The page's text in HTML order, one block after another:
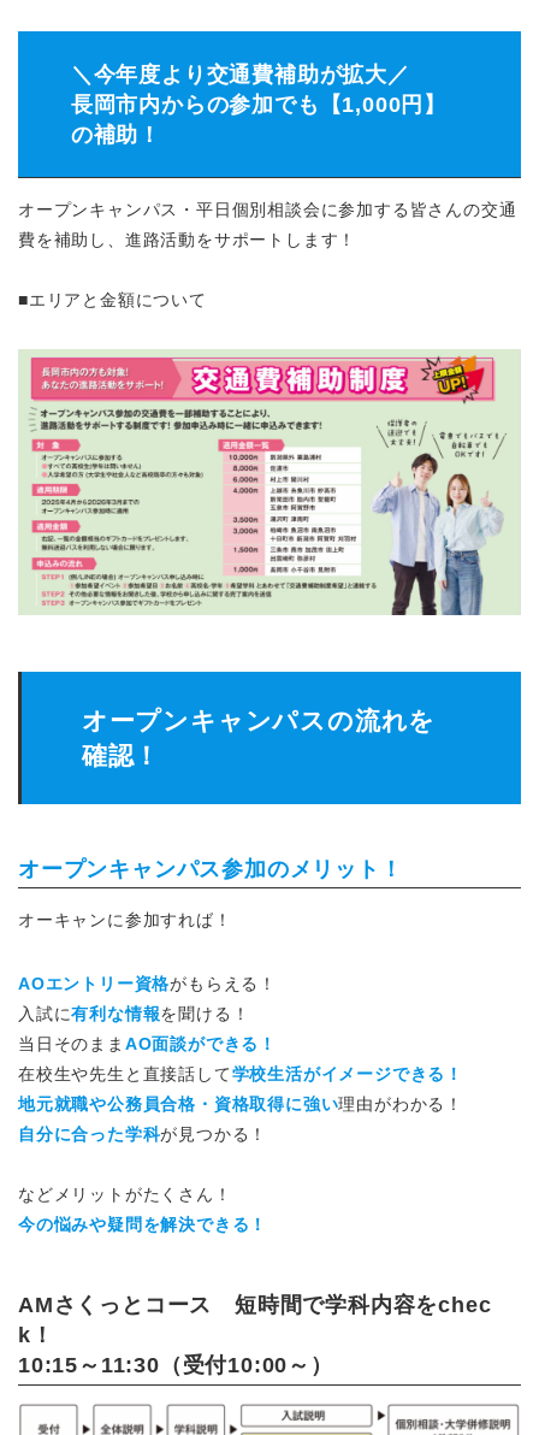
＼今年度より交通費補助が拡大／
長岡市内からの参加でも【1,000円】
の補助！
オープンキャンパス・平日個別相談会に参加する皆さんの交通
費を補助し、進路活動をサポートします！
■エリアと金額について
オープンキャンパスの流れを
確認！
オープンキャンパス参加のメリット！
オーキャンに参加すれば！
AOエントリー資格がもらえる！
入試に有利な情報を聞ける！
当日そのまま AO面談ができる！
在校生や先生と直接話して学校生活がイメージできる！
地元就職や公務員合格・資格取得に強い理由がわかる！
自分に合った学科が見つかる！
などメリットがたくさん！
今の悩みや疑問を解決できる！
AMさくっとコース 短時間で学科内容をchec
k！
10:15～11:30（受付10:00～）